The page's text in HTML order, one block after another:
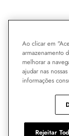
Ao clicar em
armazenamento
melhorar a
ajudar nas
informações
Rejeitar